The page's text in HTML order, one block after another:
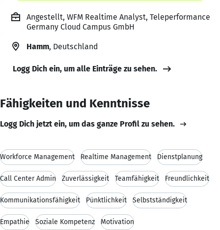
Angestellt, WFM Realtime Analyst, Teleperformance
Germany Cloud Campus GmbH
Hamm, Deutschland
Logg Dich ein, um alle Einträge zu sehen.
Fähigkeiten und Kenntnisse
Logg Dich jetzt ein, um das ganze Profil zu sehen.
Workforce Management Realtime Management Dienstplanung
Call Center Admin Zuverlässigkeit Teamfähigkeit Freundlichkeit
Kommunikationsfähigkeit Pünktlichkeit Selbstständigkeit
Empathie Soziale Kompetenz Motivation